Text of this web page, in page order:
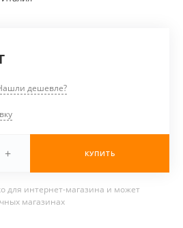
дешевле?
+ КУПИТЬ
для интернет-магазина и может
магазинах